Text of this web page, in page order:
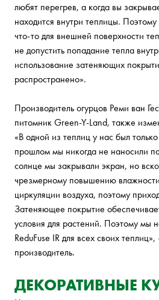
любят перегрев, а когда вы
находится внутри теплицы.
что-то для внешней поверхности
не допустить попадание тепла
использование затеняющих
распространено».
Производитель огурцов Реми ван
питомник Green-Y-Land, также
«В одной из теплиц у нас был
прошлом мы никогда не наносили
солнце мы закрывали экран, но
чрезмерному повышению влажности
циркуляции воздуха, поэтому
Затеняющее покрытие
условия для растений. Поэтому мы
ReduFuse IR для всех своих
производитель.
ДЕКОРАТИВНЫЕ